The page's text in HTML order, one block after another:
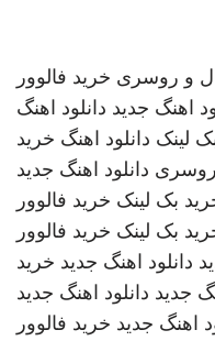
و روسری خرید فالوور
اهنگ جدید دانلود اهنگ
لینک دانلود اهنگ خرید
دانلود اهنگ جدید
بک لینک خرید فالوور
بک لینک خرید فالوور
دانلود اهنگ جدید خرید
جدید دانلود اهنگ جدید
اهنگ جدید خرید فالوور